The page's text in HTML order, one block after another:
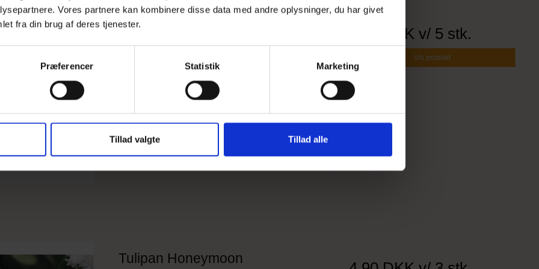
Vores partnere kan kombinere disse data med andre oplysninger, du har givet
fra din brug af deres tjenester.
Præferencer Statistik Marketing
Tillad valgte Tillad alle
Tulipan Greenstar
5,90 DKK v/ 5 stk.
Vis produkt
Tulipan Honeymoon